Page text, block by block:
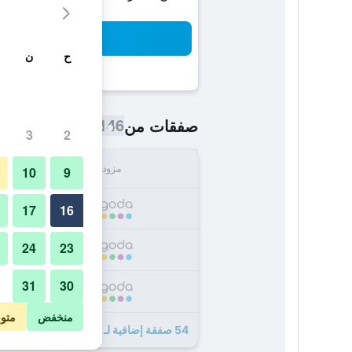
صفقات من146 ﷼
مزود
54 صفقة إضافية لـ فندق سيتي غاردن ماكاتي
ح ن
2
3
9
10
16
17
23
24
30
31
منخفض